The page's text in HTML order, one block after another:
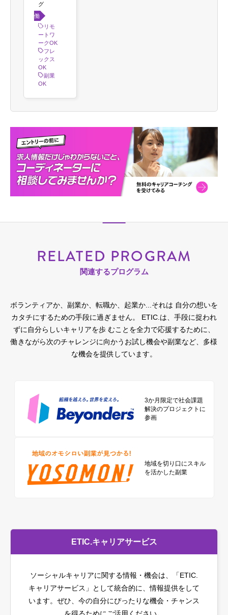
グ
働き
方 リモ
ートワ
ークOK
フレ
ックス
OK
副業
OK
RELATED PROGRAM
関連するプログラム
ボランティアか、副業か、転職か、起業か...それは 自分の想いを
カタチにするための手段に過ぎません。
ETIC.は、手段に捉われ
ずに自分らしいキャリアを歩 むことを全力で応援するために、
働きながら次のチャレンジに向かうお試し機会や副業など、多様
な機会を提供しています。
3か月限定で社会課題
解決のプロジェクトに
参画
地域を切り口に スキル
を活かした副業
ETIC.キャリアサービス
ソーシャルキャリアに関する情報・機会は、「ETIC.
キャリアサービス」として統合的に、情報提供をして
います。 ぜひ、今の自分にぴったりな機会・チャンス